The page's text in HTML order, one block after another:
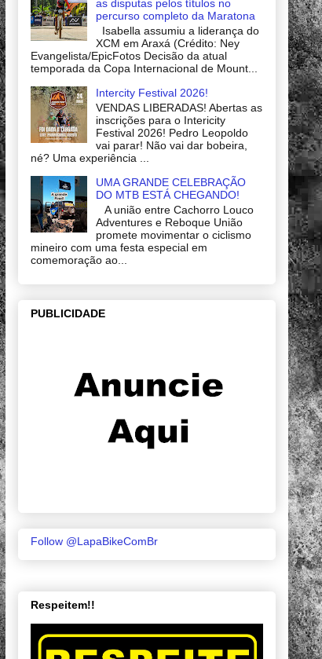
as disputas pelos títulos no
percurso completo da Maratona
Isabella assumiu a liderança do
XCM em Araxá (Crédito: Ney
Evangelista/EpicFotos Decisão da atual
temporada da Copa Internacional de Mount...
Intercity Festival 2026!
VENDAS LIBERADAS! Abertas as
inscrições para o Intericity
Festival 2026! Pedro Leopoldo
vai parar! Não vai dar bobeira,
né? Uma experiência ...
UMA GRANDE CELEBRAÇÃO
DO MTB ESTÁ CHEGANDO!
A união entre Cachorro Louco
Adventures e Reboque União
promete movimentar o ciclismo
mineiro com uma festa especial em
comemoração ao...
PUBLICIDADE
Follow @LapaBikeComBr
Respeitem!!